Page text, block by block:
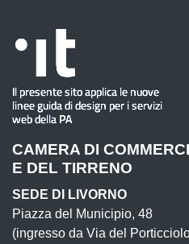
CAMERA DI
E DEL TIRRENO
SEDE DI LIVORNO
Piazza del Municipio, 48
(ingresso da Via del